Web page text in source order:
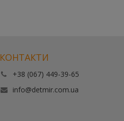
КОНТАКТИ
+38 (067) 449-39-65
info@detmir.com.ua